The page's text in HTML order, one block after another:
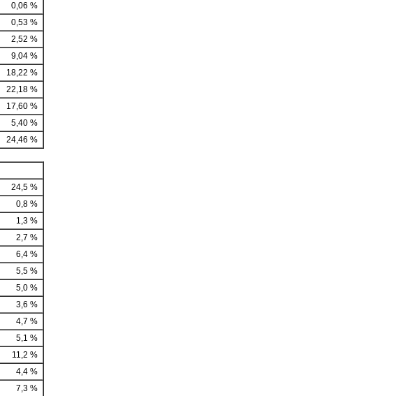
0,06 %
0,53 %
2,52 %
9,04 %
18,22 %
22,18 %
17,60 %
5,40 %
24,46 %
24,5 %
0,8 %
1,3 %
2,7 %
6,4 %
5,5 %
5,0 %
3,6 %
4,7 %
5,1 %
11,2 %
4,4 %
7,3 %